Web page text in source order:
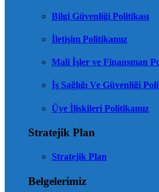
Bilgi Güvenliği Politikası
İletişim Politikamız
Mali İşler ve Finansman
İş Sağlığı Ve Güvenliği
Üye İlişkileri Politikamız
Stratejik Plan
Stratejik Plan
Belgelerimiz